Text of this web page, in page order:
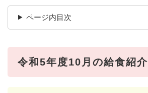
ページ内目次
令和5年度10月の給食紹介